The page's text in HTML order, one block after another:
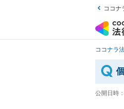
ココナ
ココナラ
公開日時：